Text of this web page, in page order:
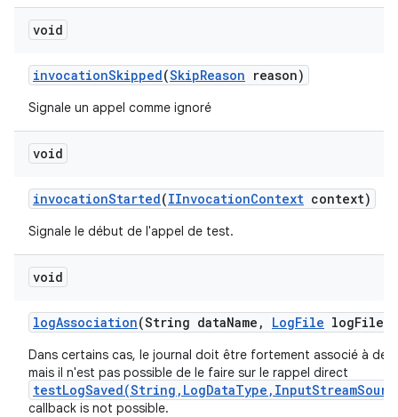
void
invocationSkipped(SkipReason reason)
Signale un appel comme ignoré
void
invocationStarted(IInvocationContext context)
Signale le début de l'appel de test.
void
logAssociation(String dataName , LogFile logFile)
Dans certains cas, le journal doit être fortement associé à
mais il n'est pas possible de le faire sur le rappel direct
callback is not possible.